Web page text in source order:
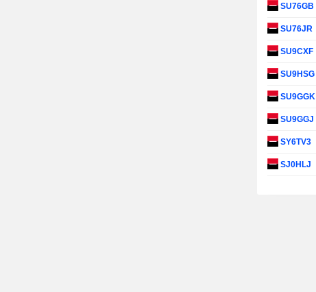
SU76GB
SU76JR
SU9CXF
SU9HSG
SU9GGK
SU9GGJ
SY6TV3
SJ0HLJ